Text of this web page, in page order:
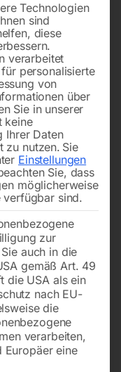
21372 RC4
Technologien
sind
diese
verarbeitet
personalisierte
von
über
Sie in unserer
keine
Ihrer Daten
zu nutzen. Sie
Einstellungen
Sie, dass
möglicherweise
verfügbar sind.
zur
auch in die
gemäß Art. 49
die USA als ein
nach EU-
die
verarbeiten,
Europäer eine